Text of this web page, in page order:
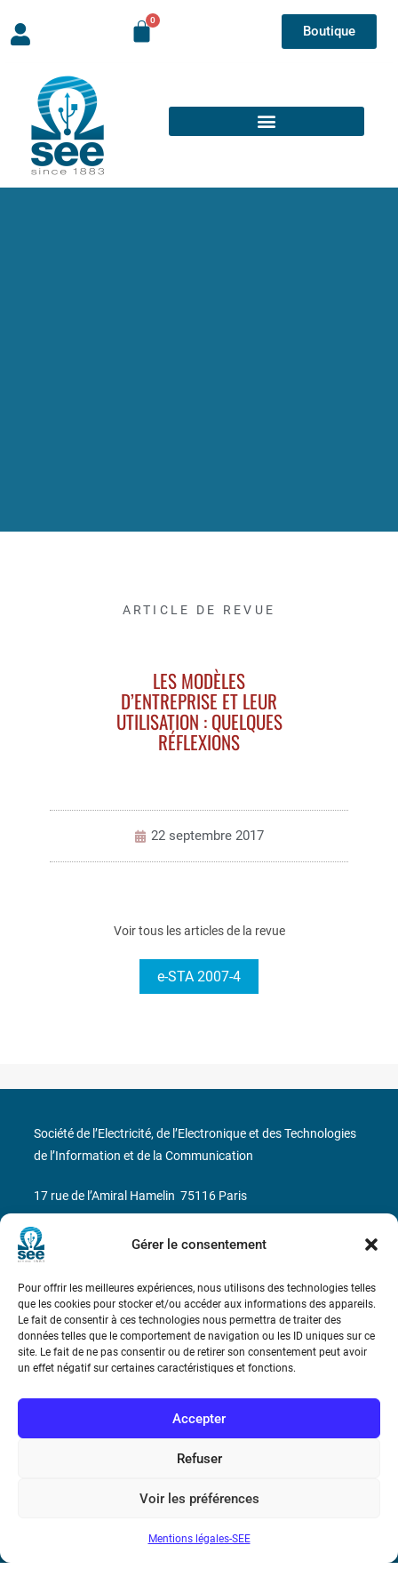
Gérer le consentement
Pour offrir les meilleures expériences, nous utilisons des technologies telles
que les cookies pour stocker et/ou accéder aux informations des appareils.
Le fait de consentir à ces technologies nous permettra de traiter des
données telles que le comportement de navigation ou les ID uniques sur ce
site. Le fait de ne pas consentir ou de retirer son consentement peut avoir
un effet négatif sur certaines caractéristiques et fonctions.
Accepter
Refuser
Voir les préférences
Mentions légales-SEE
Boutique
ARTICLE DE REVUE
LES MODÈLES
D’ENTREPRISE ET LEUR
UTILISATION : QUELQUES
RÉFLEXIONS
22 septembre 2017
Voir tous les articles de la revue
e-STA 2007-4
Bicentenaire des découvertes d’André-
Marie Ampère
Conditions Générales de Vente
Mentions légales
Société de l’Electricité, de l’Electronique et des Technologies
de l’Information et de la Communication
17 rue de l’Amiral Hamelin 75116 Paris
Métro : « Boissière » Ligne 6 et « Iéna » Ligne 9
N° de SIREN : 785 393 232, Code APE : 9412Z TVA intra-
communautaire : FR44 785 393 232